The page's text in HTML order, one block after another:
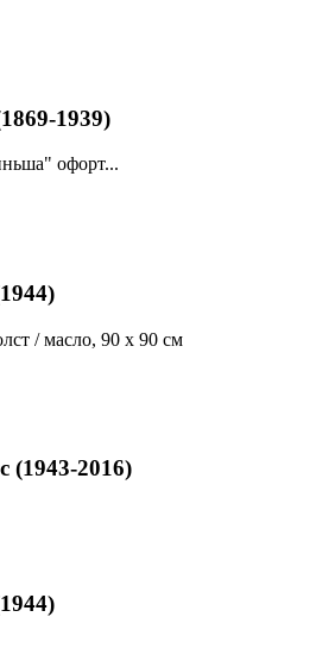
1939)
офорт...
/ масло, 90 х 90 см
(1943-2016)